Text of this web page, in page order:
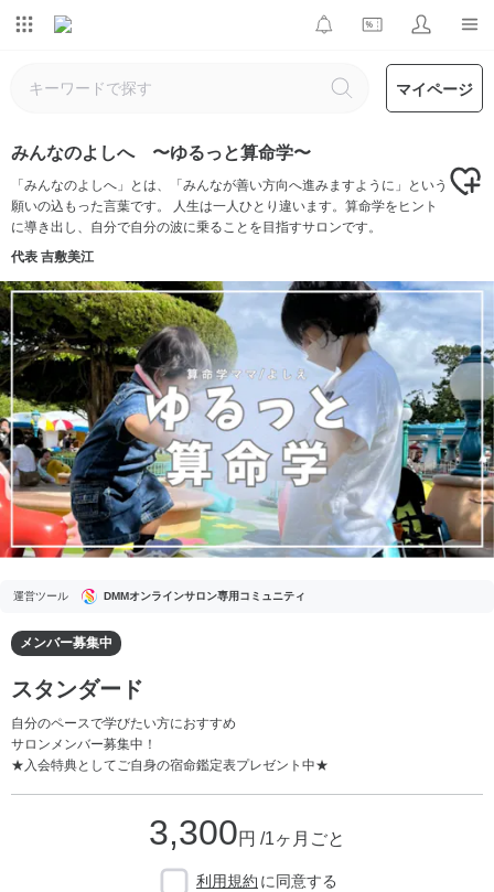
マイページ
みんなのよしへ 〜ゆるっと算命学〜
「みんなのよしへ」とは、「みんなが善い方向へ進みますように」という
願いの込もった言葉です。 人生は一人ひとり違います。算命学をヒント
に導き出し、自分で自分の波に乗ることを目指すサロンです。
代表 吉敷美江
運営ツール DMMオンラインサロン専用コミュニティ
メンバー募集中
スタンダード
自分のペースで学びたい方におすすめ
サロンメンバー募集中！
★入会特典としてご自身の宿命鑑定表プレゼント中★
3,300円 /1ヶ月ごと
利用規約 に同意する